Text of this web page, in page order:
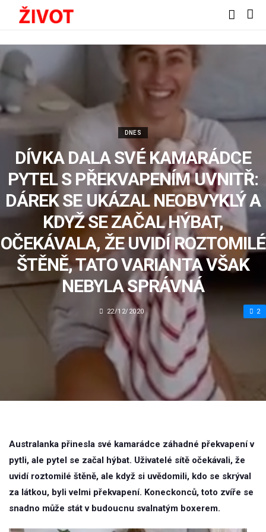
DNES
DÍVKA DALA SVÉ KAMARÁDCE
PYTEL S PŘEKVAPENÍM UVNITŘ:
DÁREK SE UKÁZAL NEOBVYKLÝ A
KDYŽ SE ZAČAL HÝBAT,
OČEKÁVALA, ŽE UVIDÍ ROZTOMILÉ
ŠTĚNĚ, TATO VARIANTA VŠAK
NEBYLA SPRÁVNÁ
22/12/2020 2
Australanka přinesla své kamarádce záhadné překvapení v
pytli, ale pytel se začal hýbat. Uživatelé sítě očekávali, že
uvidí roztomilé štěně, ale když si uvědomili, kdo se skrýval
za látkou, byli velmi překvapení. Koneckonců, toto zvíře se
snadno může stát v budoucnu svalnatým boxerem.